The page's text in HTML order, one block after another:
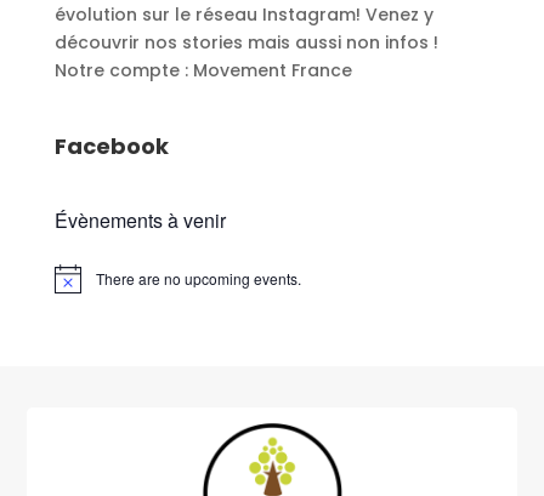
évolution sur le réseau Instagram! Venez y
découvrir nos stories mais aussi non infos !
Notre compte : Movement France
Facebook
Évènements à venir
There are no upcoming events.